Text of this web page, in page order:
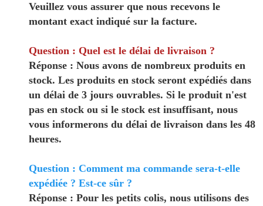
Veuillez vous assurer que nous recevons le
montant exact indiqué sur la facture.
Question : Quel est le délai de livraison ?
Réponse : Nous avons de nombreux produits en
stock. Les produits en stock seront expédiés dans
un délai de 3 jours ouvrables. Si le produit n'est
pas en stock ou si le stock est insuffisant, nous
vous informerons du délai de livraison dans les 48
heures.
Question : Comment ma commande sera-t-elle
expédiée ? Est-ce sûr ?
Réponse : Pour les petits colis, nous utilisons des